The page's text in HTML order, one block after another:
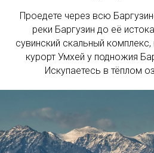
Проедете через всю
реки Баргузин до её
сувинский скальный
курорт Умхей у подножия
Искупаетесь в тёплом